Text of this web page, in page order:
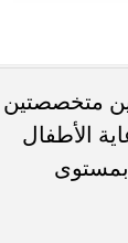
متخصصتين
الأطفال
بمستوى